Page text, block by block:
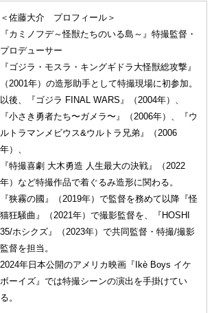
＜佐藤大介 プロフィール＞
『カミノフデ～怪獣たちのいる島～』特撮監督・
プロデューサー
『ゴジラ・モスラ・キングギドラ大怪獣総攻撃』
（2001年）の造形助手として特撮現場に初参加。
以後、『ゴジラ FINAL WARS』（2004年）、
『小さき勇者たち〜ガメラ〜』（2006年）、『ウ
ルトラマンメビウス&ウルトラ兄弟』（2006
年）、
『特撮喜劇 大木勇造 人生最大の決戦』（2022
年）など特撮作品で着ぐるみ造形に関わる。
『狭霧の國』（2019年）で監督を務めて以降『怪
猫狂騒曲』（2021年）で撮影監督を、『HOSHI
35/ホシクズ』（2023年）で共同監督・特撮/撮影
監督を担当。
2024年日本公開のアメリカ映画『Ikè Boys イケ
ボーイズ』では特撮シーンの演出を手掛けてい
る。